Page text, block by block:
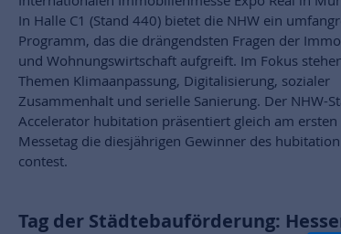
In Halle C1 (Stand 440) bietet die NHW ein
Programm, das die drängendsten Fragen der
und Wohnungswirtschaft aufgreift. Im Fokus
Themen Klimaanpassung, Digitalisierung, sozialer
Zusammenhalt und serielle Sanierung. Der NHW-
Accelerator hubitation präsentiert gleich am ersten
Messetag die diesjährigen Gewinner des hubitation
contest.
Tag der Städtebauförderung: